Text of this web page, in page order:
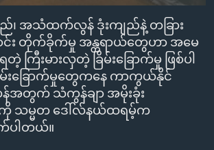
240p 360p 480p
720p 1080p
360p
480p
1080p
၊ အသံထက်လွန် ဒုံးကျည်နဲ့ တခြား
င်း တိုက်ခိုက်မှု အန္တရာယ်တွေဟာ အမေ
ကြီးမားလှတဲ့ ခြိမ်းခြောက်မှု ဖြစ်ပါ
းခြောက်မှုတွေကနေ ကာကွယ်နိုင်
အတွက် သံကွန်ချာ အမိုးခုံး
သမ္မတ ဒေါ်လ်နယ်ထရမ့်က
ါတယ်။